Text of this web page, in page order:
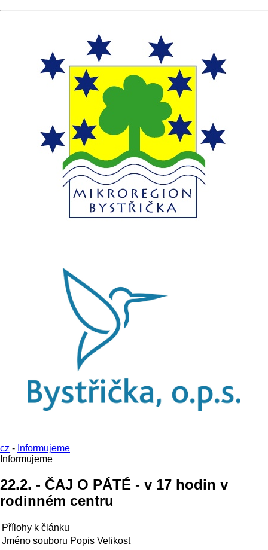
cz - Informujeme
Informujeme
22.2. - ČAJ O PÁTÉ - v 17 hodin v
rodinném centru
Přílohy k článku
Jméno souboru Popis Velikost